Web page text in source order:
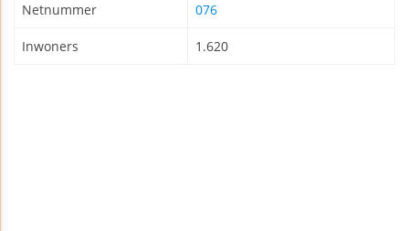
Netnummer 076
Inwoners 1.620